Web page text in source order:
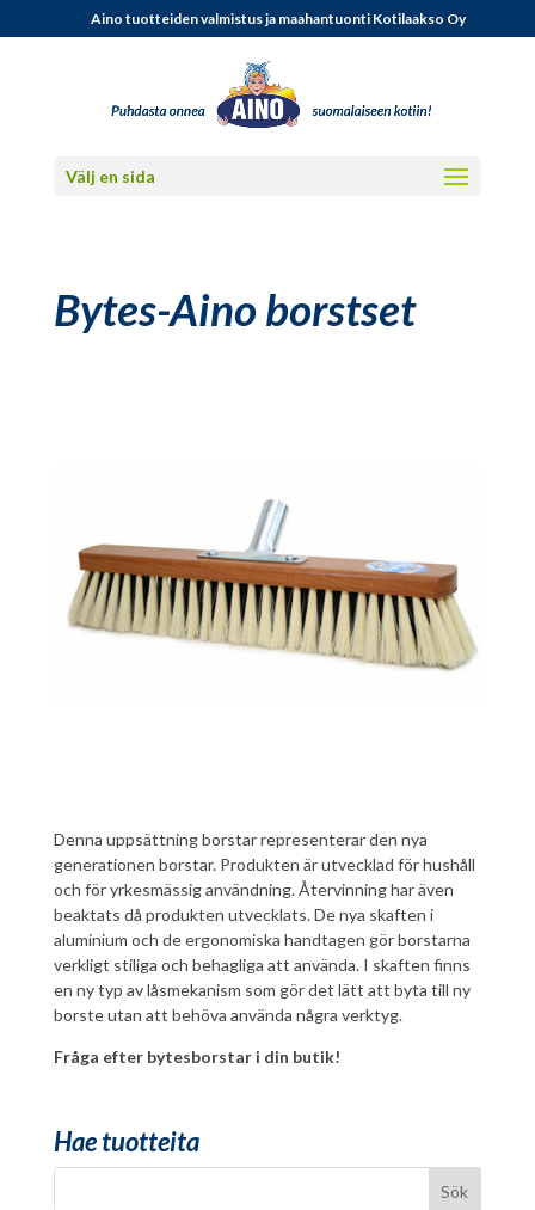
Aino tuotteiden valmistus ja maahantuonti Kotilaakso Oy
Välj en sida
Bytes-Aino borstset
Denna uppsättning borstar representerar den nya
generationen borstar. Produkten är utvecklad för hushåll
och för yrkesmässig användning. Återvinning har även
beaktats då produkten utvecklats. De nya skaften i
aluminium och de ergonomiska handtagen gör borstarna
verkligt stiliga och behagliga att använda. I skaften finns
en ny typ av låsmekanism som gör det lätt att byta till ny
borste utan att behöva använda några verktyg.
Fråga efter bytesborstar i din butik!
Hae tuotteita